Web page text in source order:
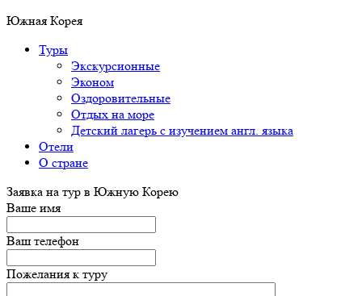
Южная Корея
Туры
Экскурсионные
Эконом
Оздоровительные
Отдых на море
Детский лагерь с изучением англ. языка
Отели
О стране
Заявка на тур в Южную Корею
Ваше имя
Ваш телефон
Пожелания к туру